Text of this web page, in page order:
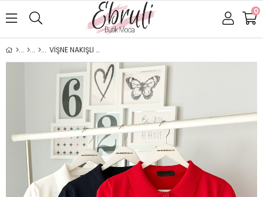
0
VİŞNE NAKIŞLI YARIM KOL TRİKO